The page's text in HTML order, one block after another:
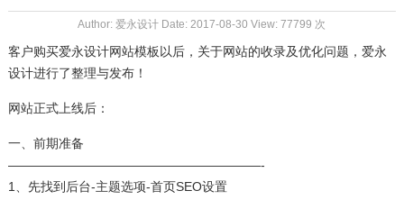
Author: 爱永设计 Date: 2017-08-30 View: 77799 次
客户购买爱永设计网站模板 以后，关于网站的收录及优化问题，爱永
设计进行了整理与发布！
网站正式上线后：
一、前期准备
————————————————————-
1、先找到后台-主题选项-首页SEO设置